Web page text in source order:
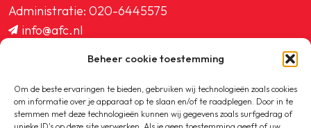
Beheer cookie toestemming
Om de beste ervaringen te bieden, gebruiken wij technologieën zoals cookies
om informatie over je apparaat op te slaan en/of te raadplegen. Door in te
stemmen met deze technologieën kunnen wij gegevens zoals surfgedrag of
Administratie: 020-6445575
info@afc.nl
ledenadministratie@afc.nl